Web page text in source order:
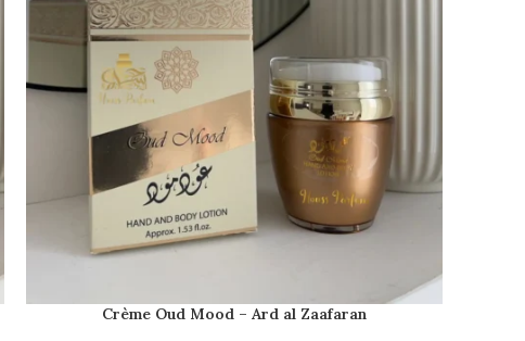
Crème Oud Mood – Ard al Zaafaran